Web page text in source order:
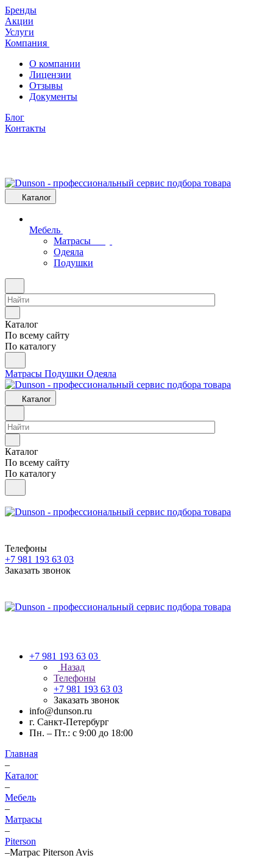
Бренды
Акции
Услуги
Компания
О компании
Лицензии
Отзывы
Документы
Блог
Контакты
Каталог
Мебель
Матрасы
Одеяла
Подушки
Каталог
По всему сайту
По каталогу
Матрасы Подушки Одеяла
Каталог
Каталог
По всему сайту
По каталогу
Телефоны
+7 981 193 63 03
Заказать звонок
+7 981 193 63 03
Назад
Телефоны
+7 981 193 63 03
Заказать звонок
info@dunson.ru
г. Санкт-Петербург
Пн. – Пт.: с 9:00 до 18:00
Главная
–
Каталог
–
Мебель
–
Матрасы
–
Piterson
–Матрас Piterson Avis